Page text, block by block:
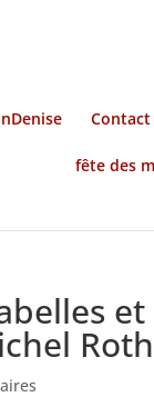
Contact
fête des
Roth